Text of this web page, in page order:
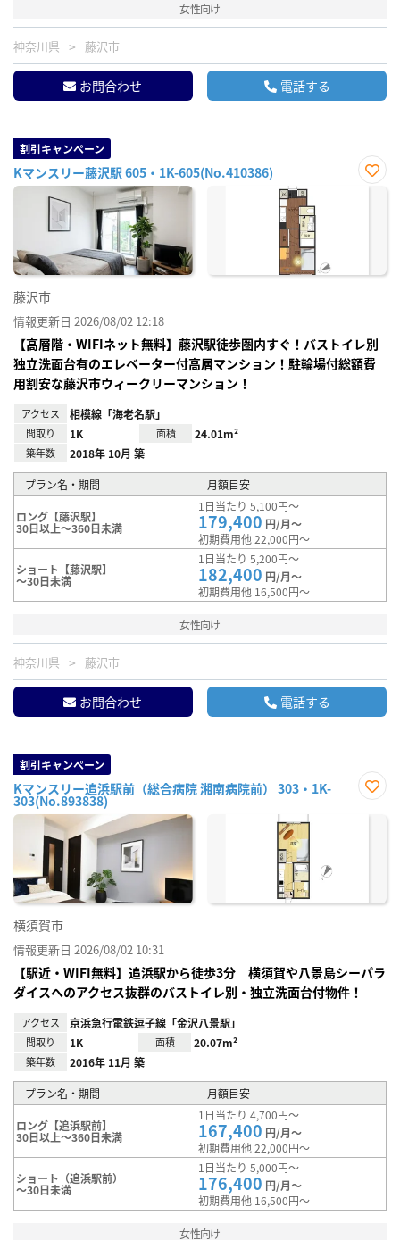
女性向け
神奈川県 藤沢市
お問合わせ 電話する
割引キャンペーン
Kマンスリー藤沢駅 605・1K-605(No.410386)
お気
藤沢市
情報更新日 2026/08/02 12:18
【高層階・WIFIネット無料】藤沢駅徒歩圏内すぐ！バストイレ別
独立洗面台有のエレベーター付高層マンション！駐輪場付総額費
用割安な藤沢市ウィークリーマンション！
アクセス 相模線「海老名駅」
間取り 1K 面積 24.01m²
築年数 2018年 10月 築
プラン名・期間 月額目安
ロング【藤沢駅】
30日以上～360日未満
1日当たり 5,100円～
179,400 円/月～
初期費用他 22,000円～
ショート【藤沢駅】
～30日未満
1日当たり 5,200円～
182,400 円/月～
初期費用他 16,500円～
女性向け
神奈川県 藤沢市
お問合わせ 電話する
割引キャンペーン
Kマンスリー追浜駅前（総合病院 湘南病院前） 303・1K-
303(No.893838)
に入
横須賀市
情報更新日 2026/08/02 10:31
【駅近・WIFI無料】追浜駅から徒歩3分 横須賀や八景島シーパラ
ダイスへのアクセス抜群のバストイレ別・独立洗面台付物件！
アクセス 京浜急行電鉄逗子線「金沢八景駅」
間取り 1K 面積 20.07m²
築年数 2016年 11月 築
プラン名・期間 月額目安
ロング【追浜駅前】
30日以上～360日未満
1日当たり 4,700円～
167,400 円/月～
初期費用他 22,000円～
ショート（追浜駅前）
～30日未満
1日当たり 5,000円～
176,400 円/月～
初期費用他 16,500円～
女性向け